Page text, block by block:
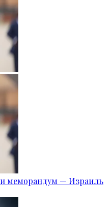
меморандум — Израиль